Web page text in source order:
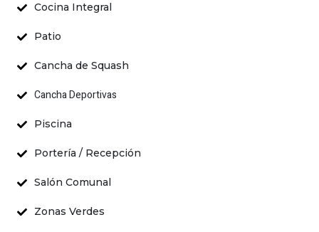
Cocina Integral
Patio
Cancha de Squash
Cancha Deportivas
Piscina
Portería / Recepción
Salón Comunal
Zonas Verdes